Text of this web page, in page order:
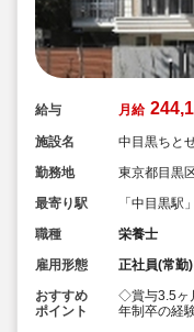
給与 月給
施設名
中目黒ちと
勤務地
東京都目黒
最寄り駅
「中目黒駅
職種
栄養士
雇用形態
正社員(常勤)
おすすめ
ポイント
◇賞与3.5ヶ
年制卒の経